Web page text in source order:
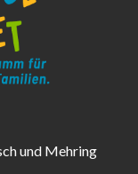
und Mehring